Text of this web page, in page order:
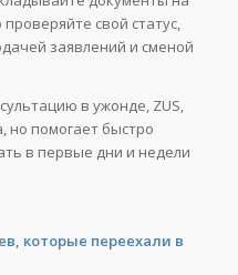
свой статус,
заявлений и сменой
в ужонде, ZUS,
но помогает быстро
в первые дни и недели
которые переехали в